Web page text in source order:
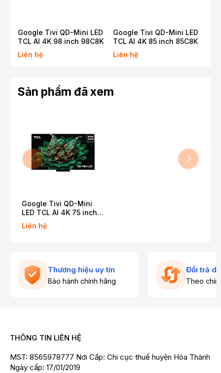
Google Tivi QD-Mini LED
TCL AI 4K 98 inch 98C8K
Liên hệ
Google Tivi QD-Mini LED
TCL AI 4K 85 inch 85C8K
Liên hệ
Sản phẩm đã xem
Google Tivi QD-Mini
LED TCL AI 4K 75 inch
75C7K
Liên hệ
Thương hiệu uy tín
Bảo hành chính hãng
Đổi trả
Theo
THÔNG TIN LIÊN HỆ
MST: 8565978777 Nơi Cấp: Chi cục thuế huyện Hòa Thành
Ngày cấp: 17/01/2019